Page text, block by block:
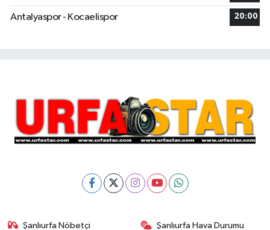
Antalyaspor - Kocaelispor 20:00
Şanlıurfa Nöbetçi Şanlıurfa Hava Durumu